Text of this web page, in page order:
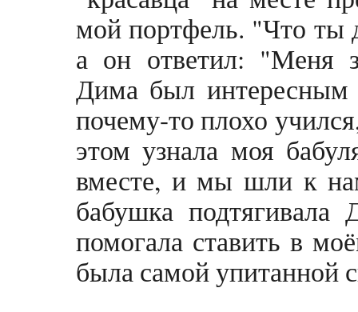
мой портфель. "Что ты
а он ответил: "Меня
Дима был интересным
почему-то плохо
этом узнала моя
вместе, и мы шли к
бабушка
помогала ставить в
была самой упитанной